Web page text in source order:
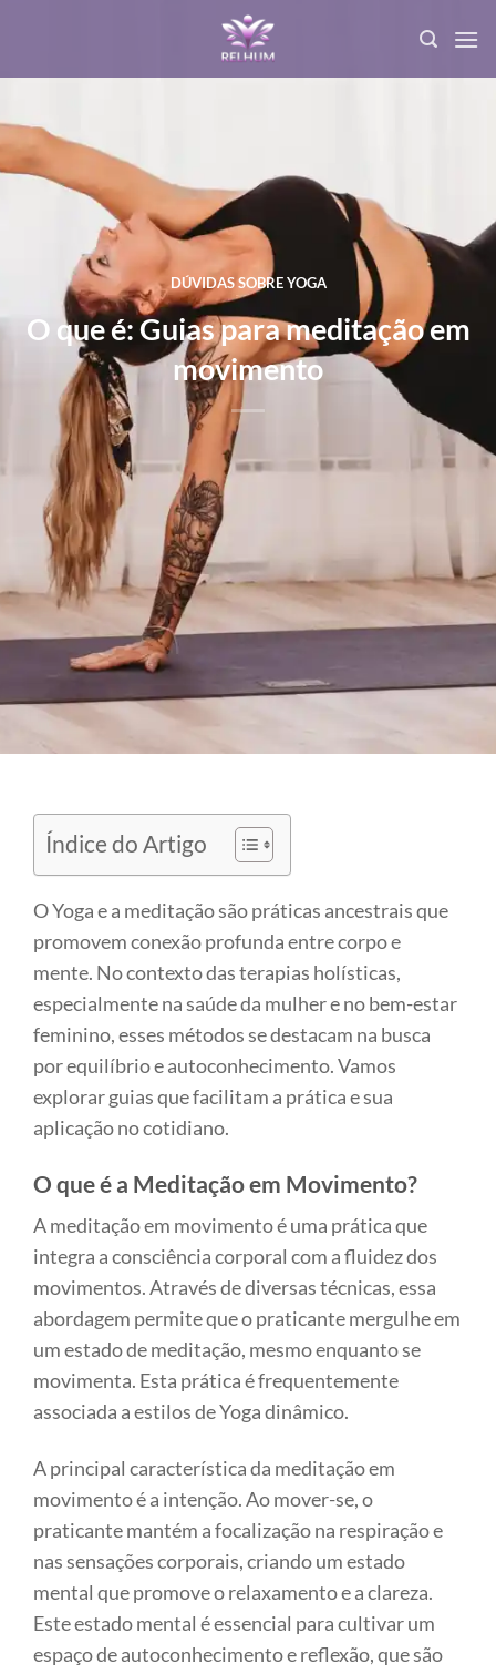
DÚVIDAS SOBRE YOGA
O que é: Guias para meditação em
movimento
Índice do Artigo
O Yoga e a meditação são práticas ancestrais que
promovem conexão profunda entre corpo e
mente. No contexto das terapias holísticas,
especialmente na saúde da mulher e no bem-estar
feminino, esses métodos se destacam na busca
por equilíbrio e autoconhecimento. Vamos
explorar guias que facilitam a prática e sua
aplicação no cotidiano.
O que é a Meditação em Movimento?
A meditação em movimento é uma prática que
integra a consciência corporal com a fluidez dos
movimentos. Através de diversas técnicas, essa
abordagem permite que o praticante mergulhe em
um estado de meditação, mesmo enquanto se
movimenta. Esta prática é frequentemente
associada a estilos de Yoga dinâmico.
A principal característica da meditação em
movimento é a intenção. Ao mover-se, o
praticante mantém a focalização na respiração e
nas sensações corporais, criando um estado
mental que promove o relaxamento e a clareza.
Este estado mental é essencial para cultivar um
espaço de autoconhecimento e reflexão, que são